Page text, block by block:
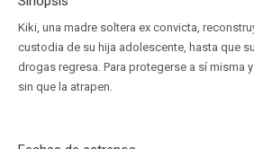
Kiki, una madre soltera ex convicta,
custodia de su hija adolescente, hasta que
drogas regresa. Para protegerse a sí misma
sin que la atrapen.